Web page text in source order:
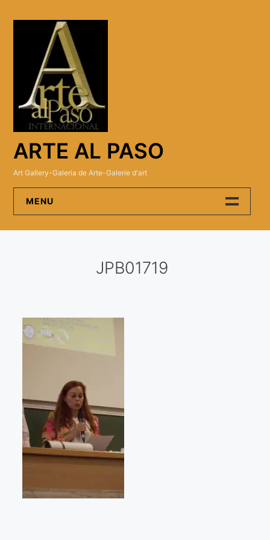
ARTE AL PASO
Art Gallery-Galeria de Arte-Galerie d'art
MENU
Visitas a los ateliers o talleres de artistas
Aviso legal
Política de cookies
Expositions
JPB01719